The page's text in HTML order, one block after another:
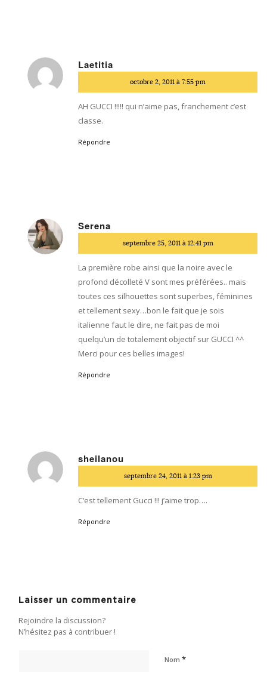
Laetitia
:
octobre 2, 2011 à 7:55 pm
AH GUCCI !!!!! qui n’aime pas, franchement c’est
classe.
Répondre
Serena
:
septembre 25, 2011 à 12:41 pm
La première robe ainsi que la noire avec le
profond décolleté V sont mes préférées.. mais
toutes ces silhouettes sont superbes, féminines
et tellement sexy…bon le fait que je sois
italienne faut le dire, ne fait pas de moi
quelqu’un de totalement objectif sur GUCCI ^^
Merci pour ces belles images!
Répondre
sheilanou
:
septembre 24, 2011 à 1:23 pm
C’est tellement Gucci !!! j’aime trop….
Répondre
Laisser un commentaire
Rejoindre la discussion?
N’hésitez pas à contribuer !
Nom*